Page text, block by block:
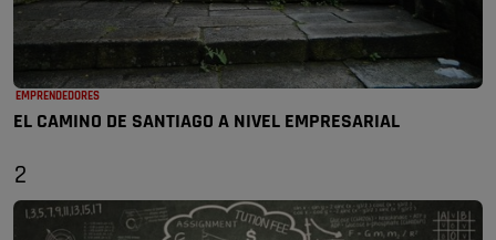
EMPRENDEDORES
EL CAMINO DE SANTIAGO A NIVEL EMPRESARIAL
2